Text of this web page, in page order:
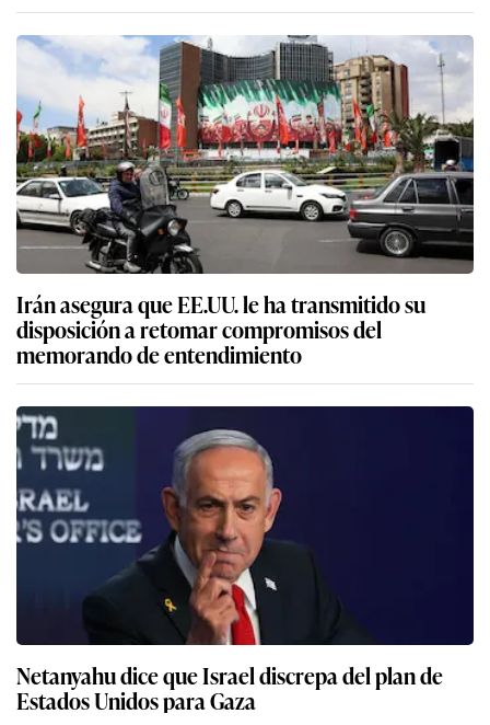
Irán asegura que EE.UU. le ha transmitido su
disposición a retomar compromisos del
memorando de entendimiento
Netanyahu dice que Israel discrepa del plan de
Estados Unidos para Gaza